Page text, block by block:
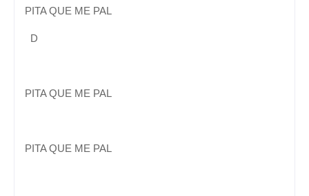
PITA QUE ME PAL
D
PITA QUE ME PAL
PITA QUE ME PAL